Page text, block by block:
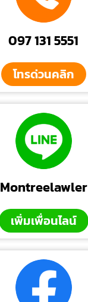
097 131 5551
โทรด่วนคลิก
Montreelawler
เพิ่มเพื่อนไลน์